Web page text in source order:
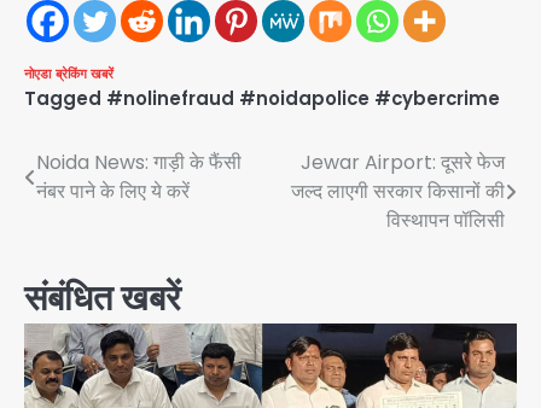
नोएडा ब्रेकिंग खबरें
Tagged #nolinefraud #noidapolice #cybercrime
Post
navigation
Noida News: गाड़ी के फैंसी
नंबर पाने के लिए ये करें
Jewar Airport: दूसरे फेज
जल्द लाएगी सरकार किसानों की
विस्थापन पॉलिसी
संबंधित खबरें